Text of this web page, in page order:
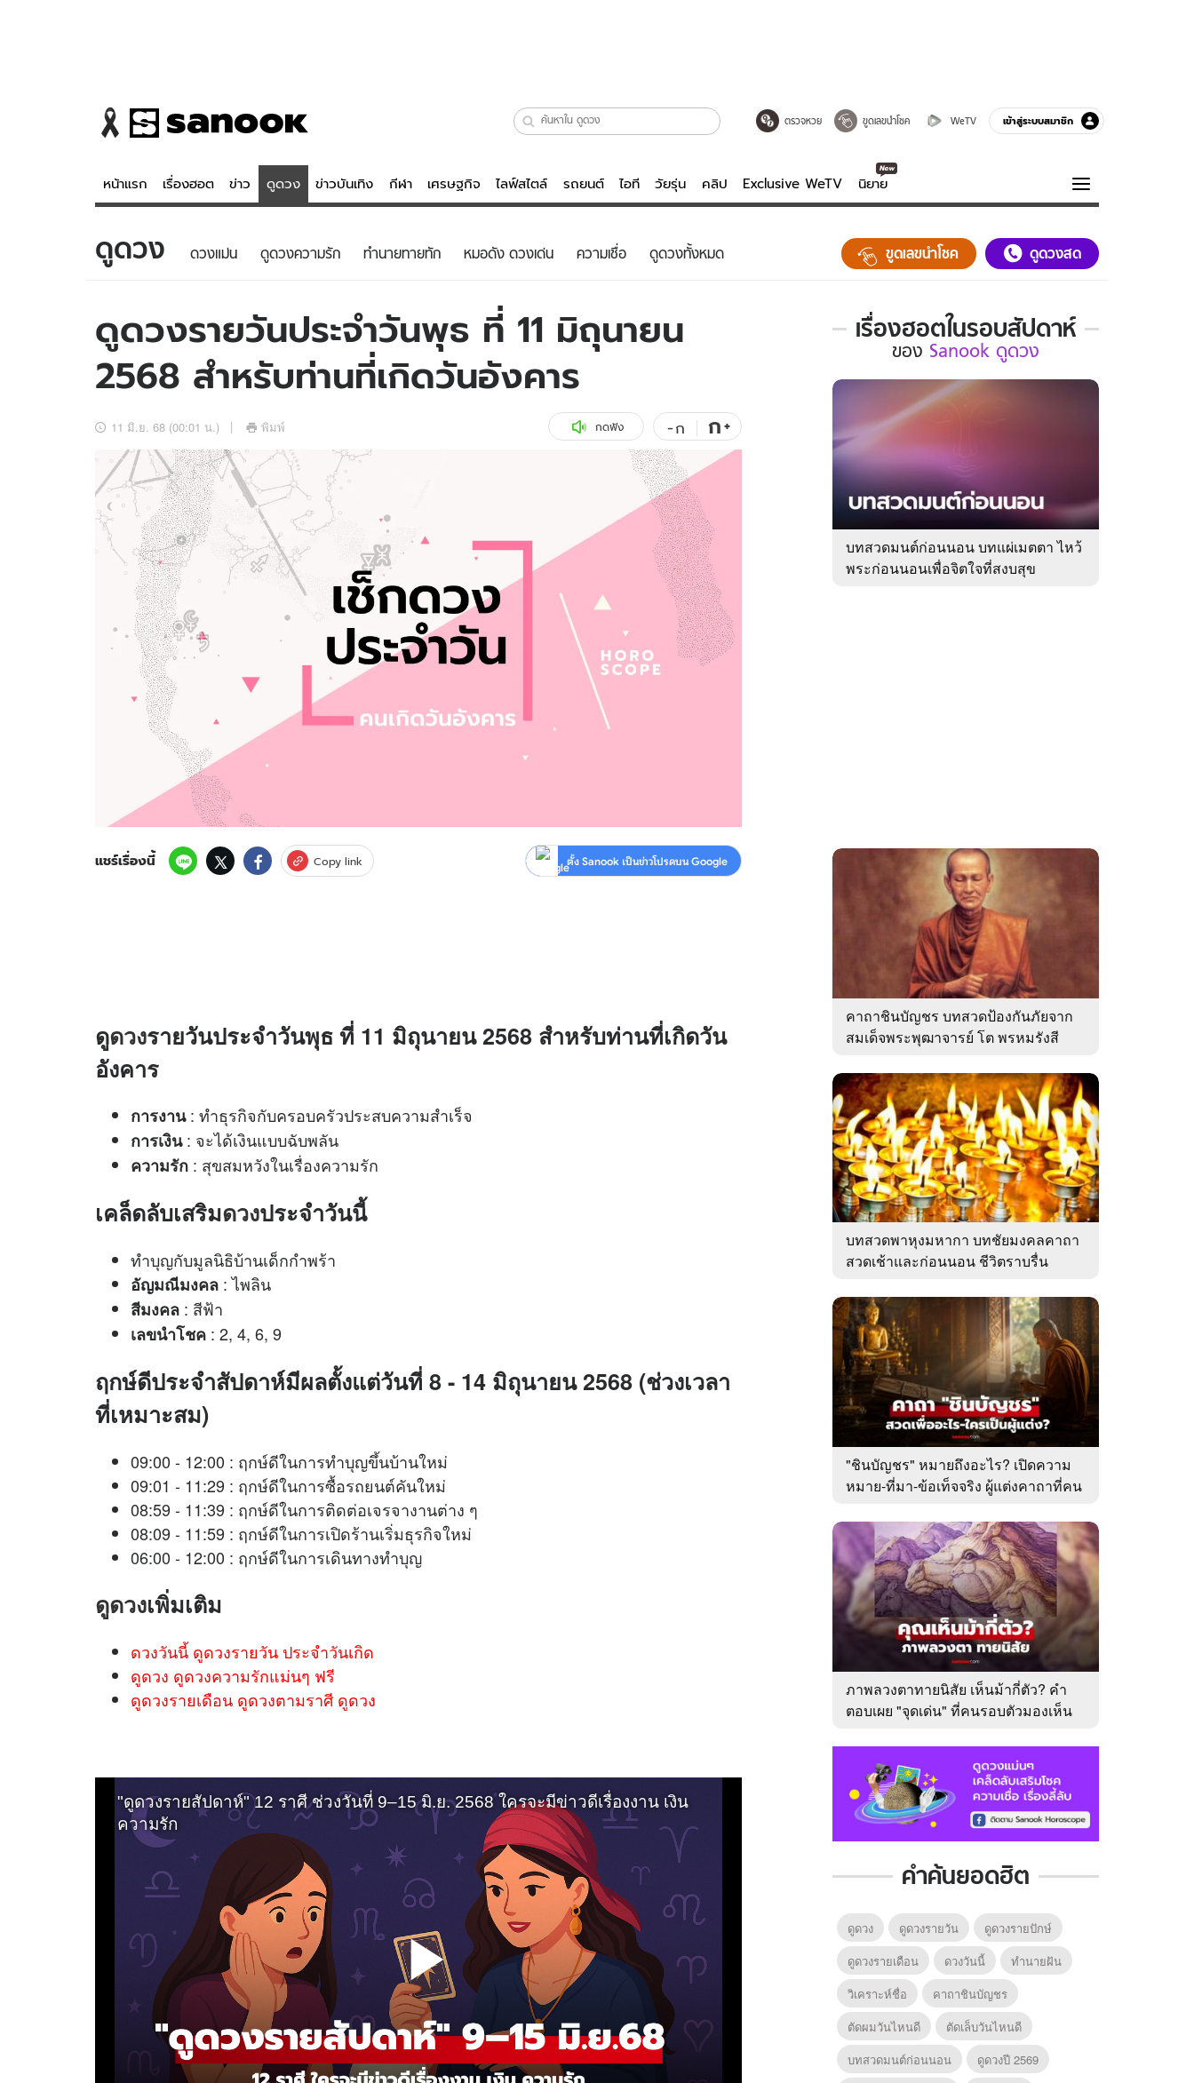
ตรวจหวย ขูดเลขนำโชค WeTV เข้าสู่ระบบสมาชิก
หน้าแรก เรื่องฮอต ข่าว ดูดวง ข่าวบันเทิง กีฬา เศรษฐกิจ ไลฟ์สไตล์ รถยนต์ ไอที วัยรุ่น คลิป Exclusive WeTV นิยาย
ข่าว
ข่าวบันเทิง
ข่าวกีฬา
ข่าวเศรษฐกิจ
อัปเดตจีน
เช็กข่าวชัวร์
ดูดวง - ตรวจหวย
สถิติหวยไทย
หวยลาว
ไลฟ์สไตล์
ไอที
รถยนต์
สุขภาพ
Sanook Choice
ดูทีวี
WeTV
ความรู้รอบตัว
ฮาวทู
ดาวน์โหลดสนุกแอปฟรี ติดตามสนุกโซเชียลได้ที่
สงวนลิขสิทธิ์ ©2569 บริษัท อิมเมจ ฟิวเจอร์ (ประเทศไทย) จำกัด
ดูดวง ดวงแม่น ดูดวงความรัก ทํานายทายทัก หมอดัง ดวงเด่น ความเชื่อ ดูดวงทั้งหมด ขูดเลขนำโชค ดูดวงสด
ดูดวงรายวันประจำวันพุธ ที่ 11 มิถุนายน
2568 สำหรับท่านที่เกิดวันอังคาร
11 มิ.ย. 68 (00:01 น.) พิมพ์ กดฟัง -ก ก+
แชร์เรื่องนี้ Copy link ตั้ง Sanook เป็นข่าวโปรดบน Google
ดูดวงรายวันประจำวันพุธ ที่ 11 มิถุนายน 2568 สำหรับท่านที่เกิดวัน
อังคาร
การงาน: ทำธุรกิจกับครอบครัวประสบความสำเร็จ
การเงิน: จะได้เงินแบบฉับพลัน
ความรัก : สุขสมหวังในเรื่องความรัก
เคล็ดลับเสริมดวงประจำวันนี้
ทำบุญกับมูลนิธิบ้านเด็กกำพร้า
อัญมณีมงคล : ไพลิน
สีมงคล : สีฟ้า
เลขนำโชค : 2, 4, 6, 9
ฤกษ์ดีประจำสัปดาห์มีผลตั้งแต่วันที่ 8 - 14 มิถุนายน 2568 (ช่วงเวลา
ที่เหมาะสม)
09:00 - 12:00 : ฤกษ์ดีในการทำบุญขึ้นบ้านใหม่
09:01 - 11:29 : ฤกษ์ดีในการซื้อรถยนต์คันใหม่
08:59 - 11:39 : ฤกษ์ดีในการติดต่อเจรจางานต่าง ๆ
08:09 - 11:59 : ฤกษ์ดีในการเปิดร้านเริ่มธุรกิจใหม่
06:00 - 12:00 : ฤกษ์ดีในการเดินทางทำบุญ
ดูดวงเพิ่มเติม
ดวงวันนี้ ดูดวงรายวัน ประจำวันเกิด
ดูดวง ดูดวงความรักแม่นๆ ฟรี
ดูดวงรายเดือน ดูดวงตามราศี ดูดวง
เรื่องฮอตในรอบสัปดาห์
เรื่อง
ใน
รอบ
ของ
Sanook
ดูด
ของ Sanook ดูดวง
บทสวดมนต์ก่อนนอน บทแผ่เมตตา ไหว้
พระก่อนนอนเพื่อจิตใจที่สงบสุข
คาถาชินบัญชร บทสวดป้องกันภัยจาก
สมเด็จพระพุฒาจารย์ โต พรหมรังสี
บทสวดพาหุงมหากา บทชัยมงคลคาถา
สวดเช้าและก่อนนอน ชีวิตราบรื่น
"ชินบัญชร" หมายถึงอะไร? เปิดความ
หมาย-ที่มา-ข้อเท็จจริง ผู้แต่งคาถาที่คน
ภาพลวงตาทายนิสัย เห็นม้ากี่ตัว? คำ
ตอบเผย "จุดเด่น" ที่คนรอบตัวมองเห็น
คำค้นยอดฮิต
ดูดวง ดูดวงรายวัน
ดูดวงรายปักษ์
ดูดวงรายเดือน
ดวงวันนี้
ทํานายฝัน
วิเคราะห์ชื่อ
คาถาชินบัญชร
ตัดผมวันไหนดี
ตัดเล็บวันไหนดี
บทสวดมนต์ก่อนนอน
ดูดวงปี 2569